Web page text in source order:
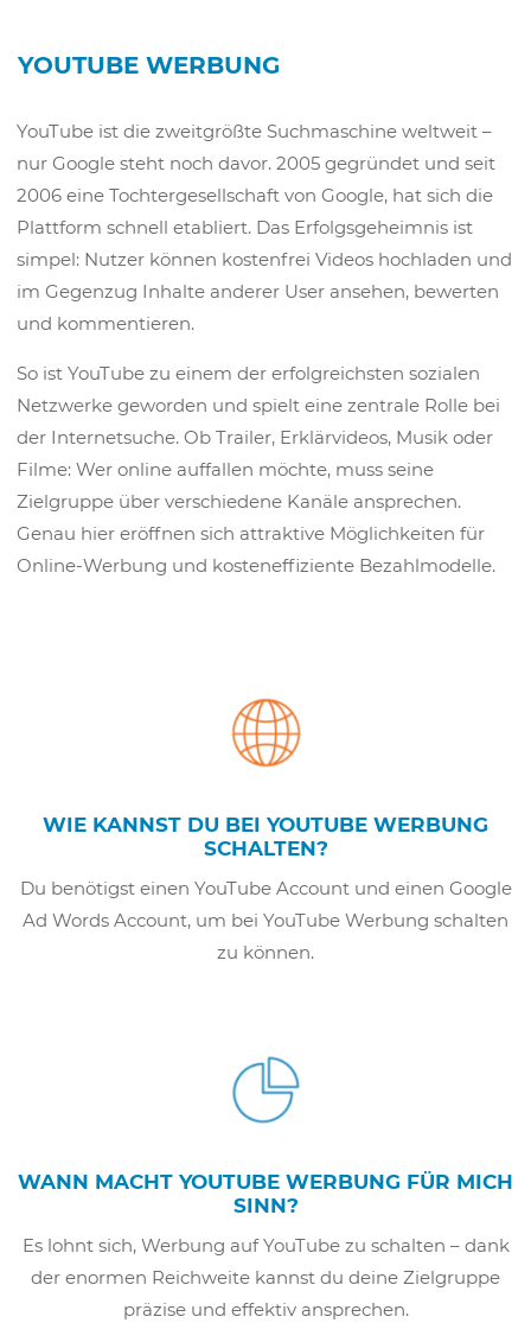
YOUTUBE WERBUNG
YouTube ist die zweitgrößte Suchmaschine weltweit –
nur Google steht noch davor. 2005 gegründet und seit
2006 eine Tochtergesellschaft von Google, hat sich die
Plattform schnell etabliert. Das Erfolgsgeheimnis ist
simpel: Nutzer können kostenfrei Videos hochladen und
im Gegenzug Inhalte anderer User ansehen, bewerten
und kommentieren.
So ist YouTube zu einem der erfolgreichsten sozialen
Netzwerke geworden und spielt eine zentrale Rolle bei
der Internetsuche. Ob Trailer, Erklärvideos, Musik oder
Filme: Wer online auffallen möchte, muss seine
Zielgruppe über verschiedene Kanäle ansprechen.
Genau hier eröffnen sich attraktive Möglichkeiten für
Online-Werbung und kosteneffiziente Bezahlmodelle.
WIE KANNST DU BEI YOUTUBE WERBUNG
SCHALTEN?
Du benötigst einen YouTube Account und einen Google
Ad Words Account, um bei YouTube Werbung schalten
zu können.
WANN MACHT YOUTUBE WERBUNG FÜR MICH
SINN?
Es lohnt sich, Werbung auf YouTube zu schalten – dank
der enormen Reichweite kannst du deine Zielgruppe
präzise und effektiv ansprechen.